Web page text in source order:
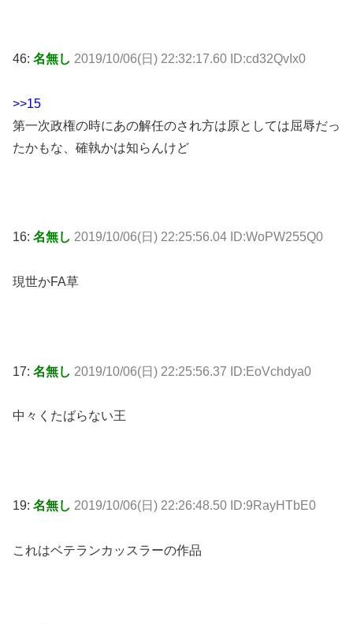
46: 名無し 2019/10/06(日) 22:32:17.60 ID:cd32QvIx0
>>15
第一次政権の時にあの解任のされ方は原としては屈辱だっ
たかもな、確執かは知らんけど
16: 名無し 2019/10/06(日) 22:25:56.04 ID:WoPW255Q0
現世かFA草
17: 名無し 2019/10/06(日) 22:25:56.37 ID:EoVchdya0
中々くたばらない王
19: 名無し 2019/10/06(日) 22:26:48.50 ID:9RayHTbE0
これはベテランカッスラーの作品